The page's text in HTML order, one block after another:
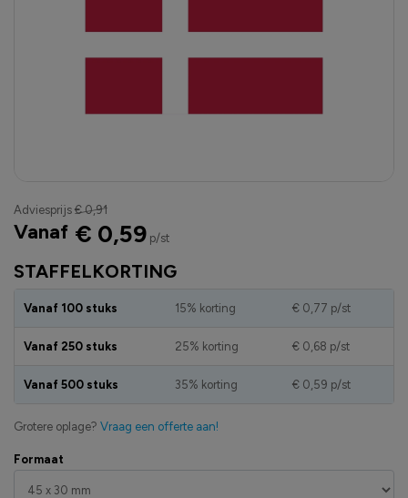
Formaat
STAFFELKORTING
Vanaf 100 stuks 15% korting € 0,77 p/st
Vanaf 250 stuks 25% korting € 0,68 p/st
Vanaf 500 stuks 35% korting € 0,59 p/st
Grotere oplage? Vraag een offerte aan!
Adviesprijs € 0,91
Vanaf € 0,59p/st